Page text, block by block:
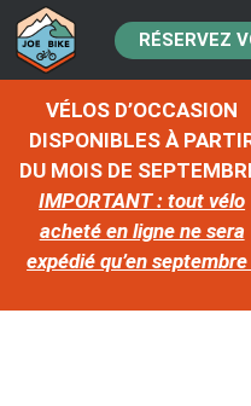
RÉSERVEZ
VÉLOS D’OCCASION
DISPONIBLES À
DU MOIS DE
IMPORTANT : tout vélo
acheté en ligne ne sera
expédié qu’en septembre